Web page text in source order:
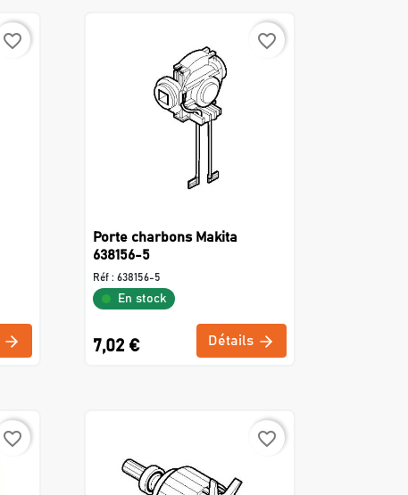
favorite_border favorite_border
Porte charbons Makita
638156-5
Réf : 638156-5
En stock
7,02 € Détails
favorite_border favorite_border